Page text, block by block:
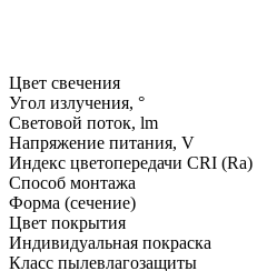
Цвет свечения
Угол излучения, °
Световой поток, lm
Напряжение питания, V
Индекс цветопередачи CRI (Ra)
Способ монтажа
Форма (сечение)
Цвет покрытия
Индивидуальная покраска
Класс пылевлагозащиты